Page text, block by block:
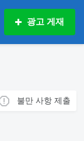
광고 게재
불만 사항 제출